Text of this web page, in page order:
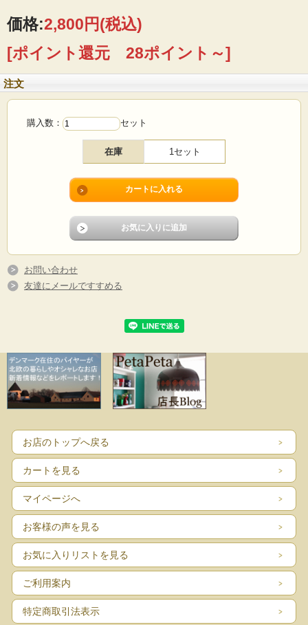
■製造国：ノルウェー
■サイズ ：カップΦ9.5cm、高さ6.5cm、ソーサーΦ15cm
■コンディション：ソーサーに擦れや小キズはあります。その他ダメージはなくよ
価格:2,800円(税込)
[ポイント還元 28ポイント～]
注文
購入数： セット
在庫 1セット
お問い合わせ
友達にメールですすめる
お店のトップへ戻る
カートを見る
マイページへ
お客様の声を見る
お気に入りリストを見る
ご利用案内
特定商取引法表示